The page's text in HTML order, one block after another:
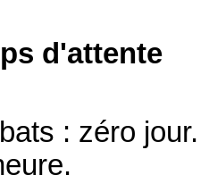
d'attente
: zéro jour.